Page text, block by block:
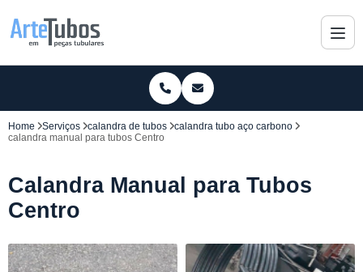
Home Serviços calandra de tubos
calandra tubo aço carbono
calandra manual para tubos Centro
Calandra Manual para Tubos
Centro